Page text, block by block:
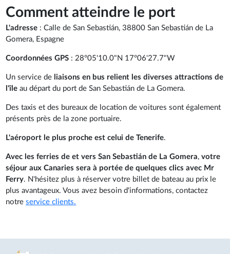
Comment atteindre le port
L'adresse : Calle de San Sebastián, 38800 San Sebastián de La
Gomera, Espagne
Coordonnées GPS : 28°05'10.0"N 17°06'27.7"W
Un service de liaisons en bus relient les diverses attractions de
l'île au départ du port de San Sebastián de La Gomera.
Des taxis et des bureaux de location de voitures sont également
présents près de la zone portuaire.
L'aéroport le plus proche est celui de Tenerife.
Avec les ferries de et vers San Sebastián de La Gomera,votre
séjour aux Canaries sera à portée de quelques clics avec Mr
Ferry. N'hésitez plus à réserver votre billet de bateau au prix le
plus avantageux. Vous avez besoin d'informations, contactez
notreservice clients.